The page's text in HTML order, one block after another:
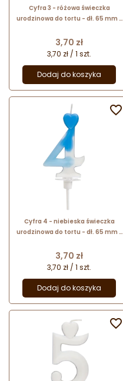
Cyfra 3 - różowa świeczka
urodzinowa do tortu - dł. 65 mm -
Cena
3,70 zł
3,70 zł / 1 szt.
Dodaj do koszyka
Cyfra 4 - niebieska świeczka
urodzinowa do tortu - dł. 65 mm -
Cena
3,70 zł
3,70 zł / 1 szt.
Dodaj do koszyka

